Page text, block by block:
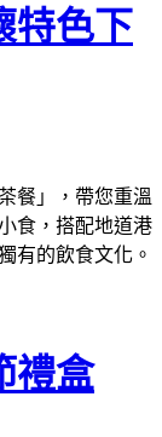
特色下
餐」，帶您重溫
食，搭配地道港
有的飲食文化。
禮盒